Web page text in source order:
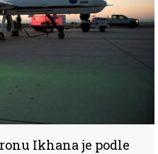
Ikhana je podle